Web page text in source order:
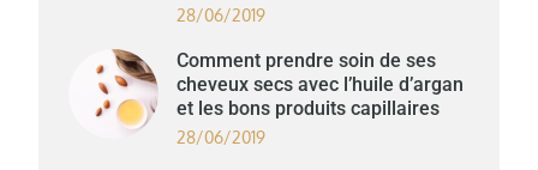
28/06/2019
Comment prendre soin de ses
cheveux secs avec l’huile d’argan
et les bons produits capillaires
28/06/2019